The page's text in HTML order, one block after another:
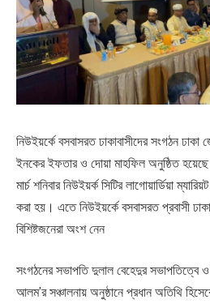
নিউইয়র্কে বসবাসরত ঢাকাবাসীদের সংগঠন
ইনকের ইফতার ও দোয়া মাহফিল অনুষ্ঠিত
মার্চ শনিবার নিউইয়র্ক সিটির লাগোয়ার্ডিয়া
করা হয়। এতে নিউইয়র্কে বসবাসরত প্রবাসী
বিশিষ্টজনেরা অংশ নেন
সংগঠনের সভাপতি দুলাল বেহেদুর সভাপতিত্বে
আলম’র সঞ্চালনায় অনুষ্ঠানে প্রধান অতিথি